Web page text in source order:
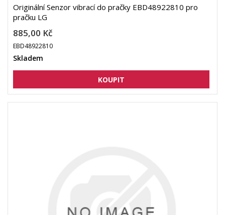
Originální Senzor vibrací do pračky EBD48922810 pro
pračku LG
885,00 Kč
EBD48922810
Skladem